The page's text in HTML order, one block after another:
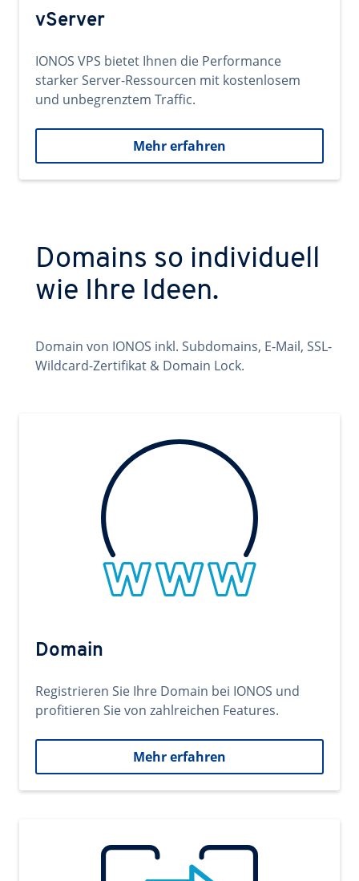
vServer
IONOS VPS bietet Ihnen die Performance
starker Server-Ressourcen mit kostenlosem
und unbegrenztem Traffic.
Mehr erfahren
Domains so individuell
wie Ihre Ideen.
Domain von IONOS inkl. Subdomains, E-Mail, SSL-
Wildcard-Zertifikat & Domain Lock.
Domain
Registrieren Sie Ihre Domain bei IONOS und
profitieren Sie von zahlreichen Features.
Mehr erfahren